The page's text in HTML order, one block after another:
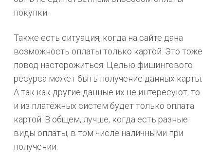
покупки.
Также есть ситуация, когда на сайте дана
возможность оплаты только картой. Это тоже
повод насторожиться. Целью фишингового
ресурса может быть получение данных карты.
А так как другие данные их не интересуют, то
и из платёжных систем будет только оплата
картой. В общем, лучше, когда есть разные
виды оплаты, в том числе наличными при
получении.